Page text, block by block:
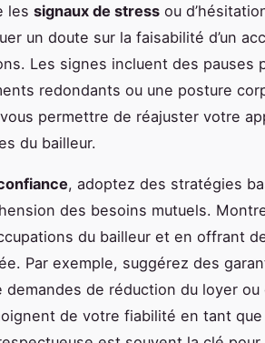
les signaux de stress ou
un doute sur la faisabilité d’un
Les signes incluent des pauses
redondants ou une posture
permettre de réajuster votre
du bailleur.
, adoptez des stratégies
des besoins mutuels.
du bailleur et en offrant
Par exemple, suggérez des
demandes de réduction du loyer
de votre fiabilité en tant